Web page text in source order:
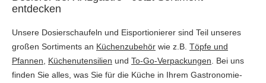
entdecken
Unsere Dosierschaufeln und Eisportionierer sind Teil unseres
großen Sortiments an Küchenzubehör wie z.B. Töpfe und
Pfannen
Küchenutensilien und To-Go-Verpackungen . Bei uns
finden Sie alles, was Sie für die Küche in Ihrem Gastronomie-